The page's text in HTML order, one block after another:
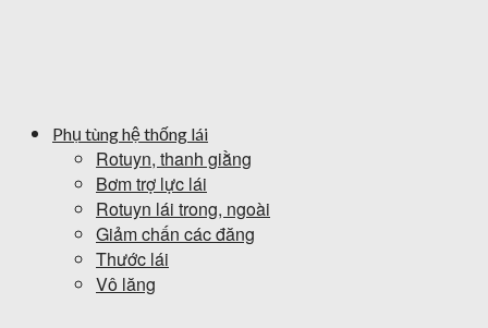
Phụ tùng hệ thống lái
Rotuyn, thanh giằng
Bơm trợ lực lái
Rotuyn lái trong, ngoài
Giảm chấn các đăng
Thước lái
Vô lăng